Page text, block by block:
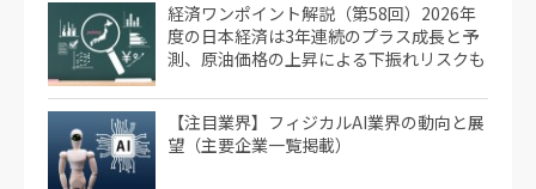
経済ワンポイント解説（第58回）2026年
度の日本経済は3年連続のプラス成長と予
測、原油価格の上昇による下振れリスクも
【注目業界】フィジカルAI業界の動向と展
望（主要企業一覧掲載）